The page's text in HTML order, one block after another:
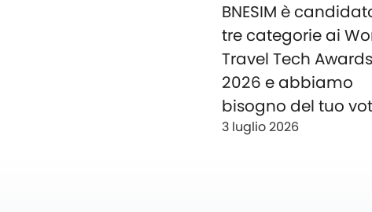
BNESIM è
tre categorie ai
Travel Tech Awards
2026 e abbiamo
bisogno del tuo
3 luglio 2026